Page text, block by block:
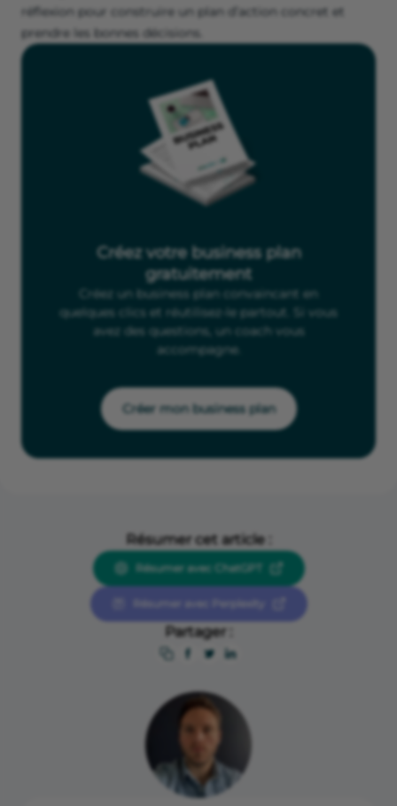
réflexion pour construire un plan d’action concret et
prendre les bonnes décisions.
Créez votre business plan
gratuitement
Créez un business plan convaincant en
quelques clics et réutilisez-le partout. Si vous
avez des questions, un coach vous
accompagne.
Créer mon business plan
Résumer cet article :
Résumer avec ChatGPT
Résumer avec Perplexity
Partager :